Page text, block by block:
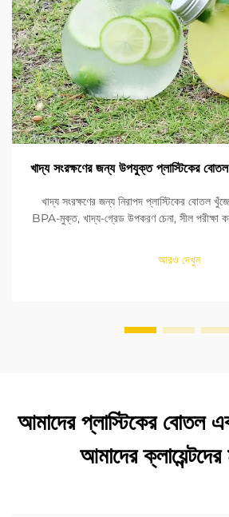
খাদ্য সংরক্ষণের জন্য উপযুক্ত প্লাস্টিকের বোতল
খাদ্য সংরক্ষণের জন্য নিরাপদ প্লাস্টিকের বোতল
BPA-মুক্ত, খাদ্য-গ্রেড উপকরণ চেনা, সীল পরীক্ষা
আরও দেখুন
আমাদের প্লাস্টিকের বোতল
আমাদের